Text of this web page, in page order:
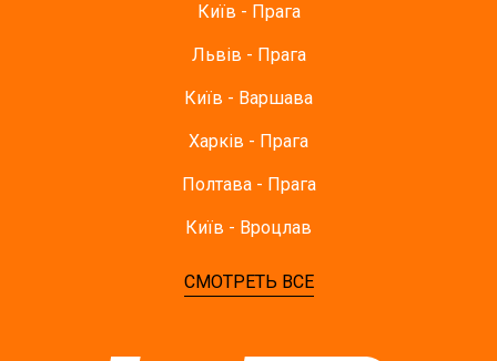
Київ - Прага
Львів - Прага
Київ - Варшава
Харків - Прага
Полтава - Прага
Київ - Вроцлав
СМОТРЕТЬ ВСЕ